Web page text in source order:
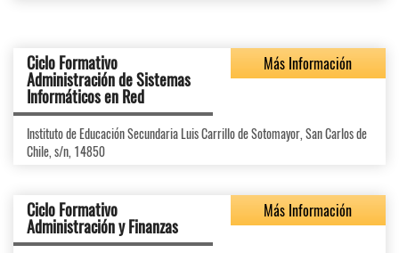
Ciclo Formativo
Administración de Sistemas
Informáticos en Red
Más Información
Instituto de Educación Secundaria Luis Carrillo de Sotomayor, San Carlos de
Chile, s/n, 14850
Ciclo Formativo
Administración y Finanzas
Más Información